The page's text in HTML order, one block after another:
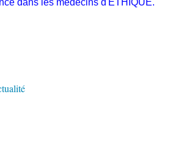
dans les médecins d'ETHIQUE.